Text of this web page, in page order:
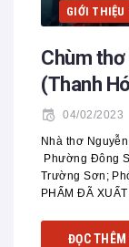
GIỚI THIỆU
Chùm thơ
(Thanh
04/02/2023
Nhà thơ
Phường Đông
Trường Sơn;
PHẨM ĐÃ
ĐỌC THÊM